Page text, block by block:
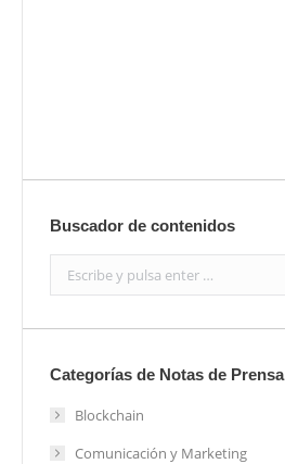
Buscador de contenidos
Categorías de Notas de Prensa
Blockchain
Comunicación y Marketing